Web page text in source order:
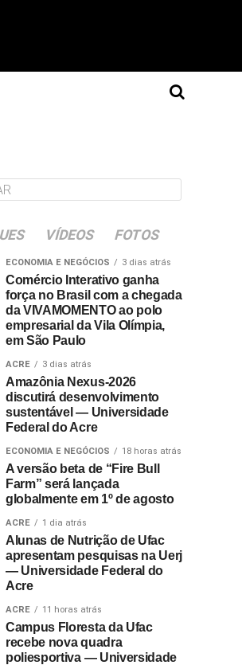
VÍDEOS FOTOS
ECONOMIA E NEGÓCIOS 3 dias atrás
Comércio Interativo ganha
força no Brasil com a chegada
da VIVAMOMENTO ao polo
empresarial da Vila Olímpia,
em São Paulo
ACRE 3 dias atrás
Amazônia Nexus-2026
discutirá desenvolvimento
sustentável — Universidade
Federal do Acre
ECONOMIA E NEGÓCIOS 18 horas atrás
A versão beta de “Fire Bull
Farm” será lançada
globalmente em 1º de agosto
ACRE 1 dia atrás
Alunas de Nutrição de Ufac
apresentam pesquisas na Uerj
— Universidade Federal do
Acre
ACRE 11 horas atrás
Campus Floresta da Ufac
recebe nova quadra
poliesportiva — Universidade